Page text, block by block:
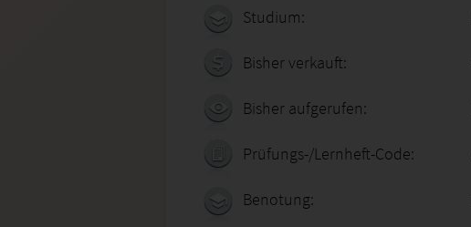
Studium:
Bisher verkauft:
Bisher aufgerufen:
Prüfungs-/Lernheft-Code:
Benotung: